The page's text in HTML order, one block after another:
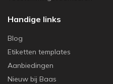
Handige links
Blog
Etiketten templates
Aanbiedingen
Nieuw bij Baas